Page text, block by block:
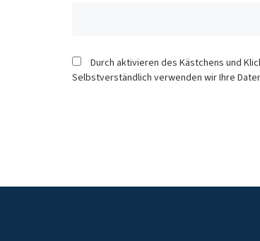
Durch aktivieren des Kästchens und
Selbstverständlich verwenden wir Ihre